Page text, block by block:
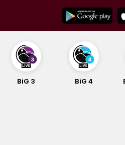
content
BiG 4 BiG Balade